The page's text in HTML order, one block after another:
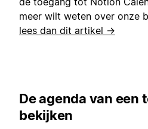
meer wilt weten over onze
lees dan dit artikel →
De agenda van een
bekijken